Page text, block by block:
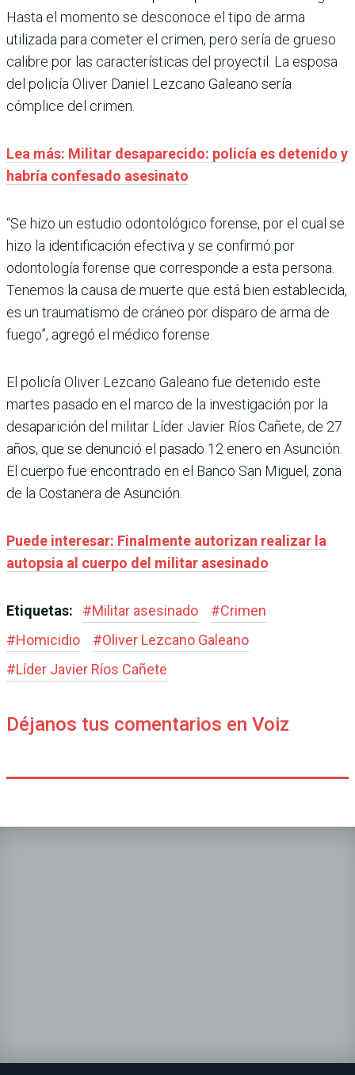
Hasta el momento se desconoce el tipo de arma
utilizada para cometer el crimen, pero sería de grueso
calibre por las características del proyectil. La esposa
del policía Oliver Daniel Lezcano Galeano sería
cómplice del crimen.
Lea más: Militar desaparecido: policía es detenido y
habría confesado asesinato
“Se hizo un estudio odontológico forense, por el cual se
hizo la identificación efectiva y se confirmó por
odontología forense que corresponde a esta persona.
Tenemos la causa de muerte que está bien establecida,
es un traumatismo de cráneo por disparo de arma de
fuego”, agregó el médico forense.
El policía Oliver Lezcano Galeano fue detenido este
martes pasado en el marco de la investigación por la
desaparición del militar Líder Javier Ríos Cañete, de 27
años, que se denunció el pasado 12 enero en Asunción.
El cuerpo fue encontrado en el Banco San Miguel, zona
de la Costanera de Asunción.
Puede interesar: Finalmente autorizan realizar la
autopsia al cuerpo del militar asesinado
Etiquetas: #Militar asesinado #Crimen
#Homicidio #Oliver Lezcano Galeano
#Líder Javier Ríos Cañete
Déjanos tus comentarios en Voiz